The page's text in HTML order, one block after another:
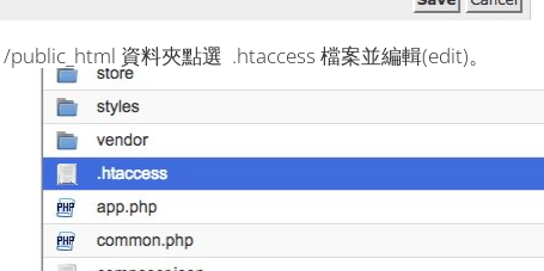
public_html 資料夾點選 .htaccess 檔案並編輯(edit)。